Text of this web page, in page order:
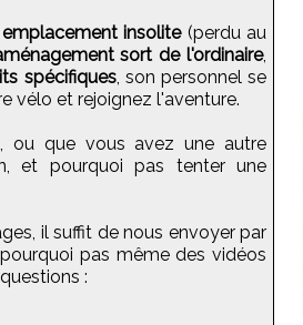
insolite(perdu au
sort de l'ordinaire,
spécifiques, son personnel se
vélo et rejoignez l'aventure.
ou que vous avez une autre
et pourquoi pas tenter une
il suffit de nous envoyer par
pas même des vidéos
: